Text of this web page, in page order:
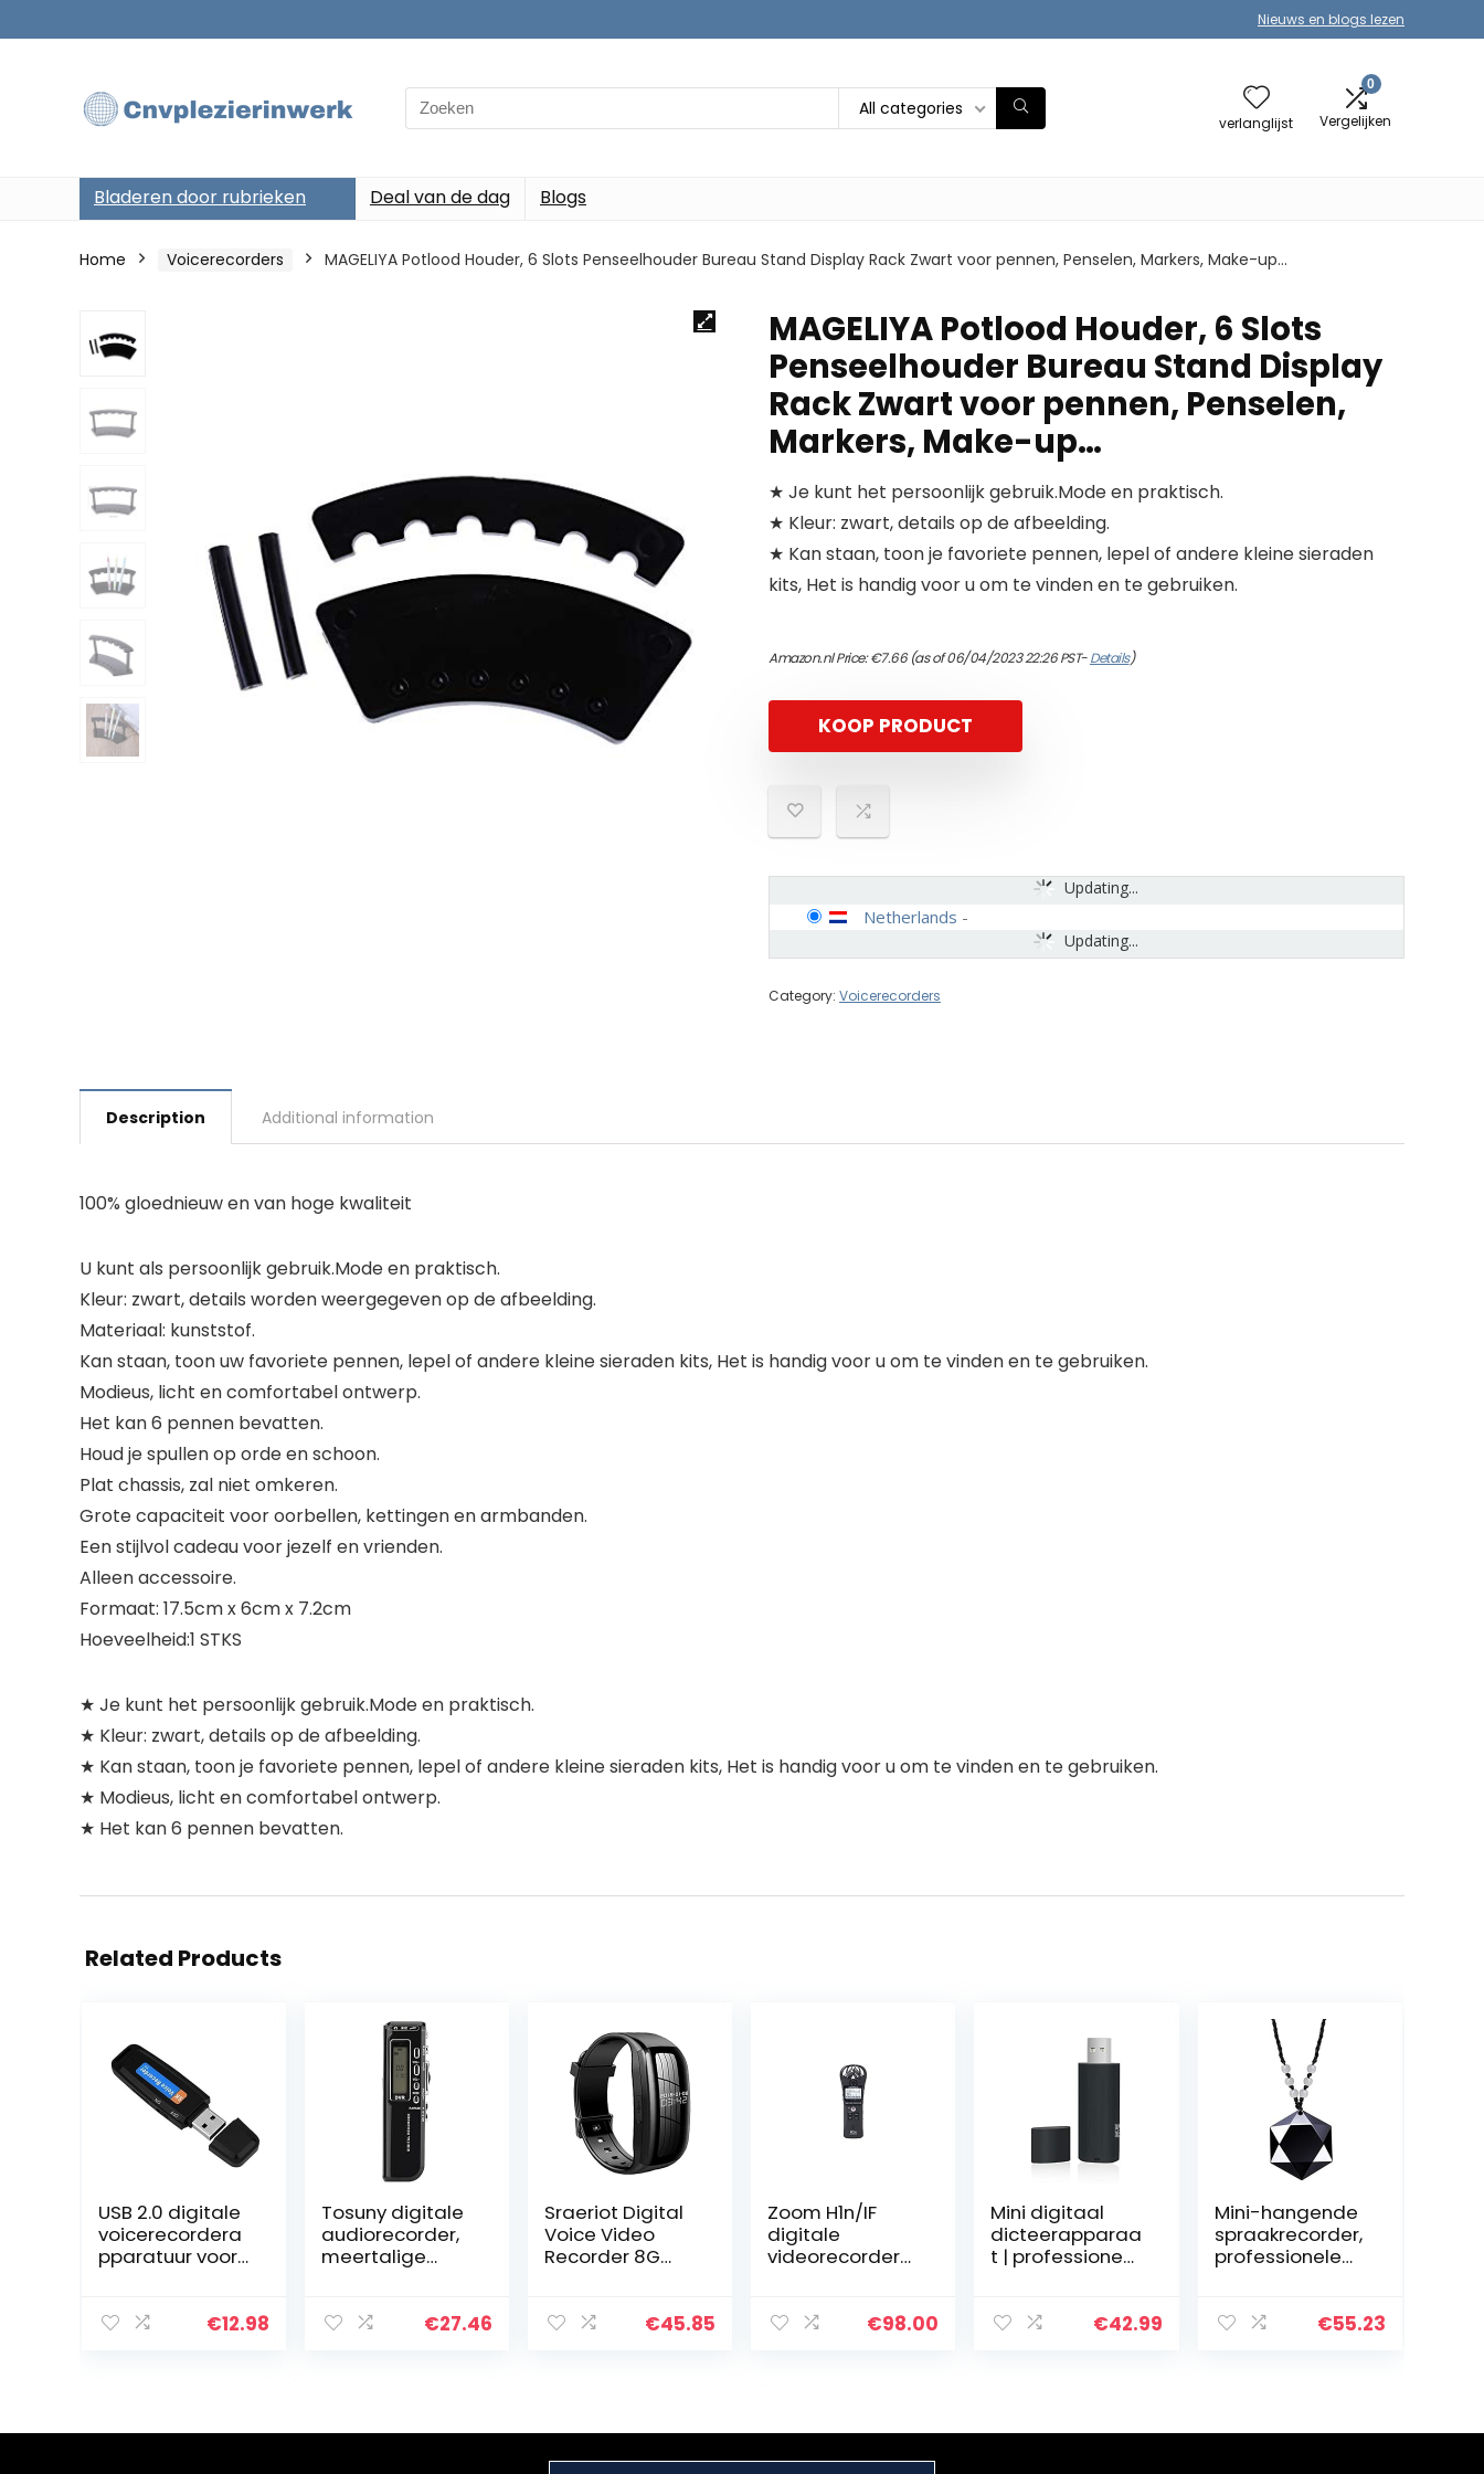
Nieuws en blogs lezen
Search
for:
All categories
verlanglijst
0
Vergelijken
Bladeren door rubrieken Deal van de dag Blogs
Home Voicerecorders MAGELIYA Potlood Houder, 6 Slots Penseelhouder Bureau Stand Display Rack Zwart voor pennen, Penselen, Markers, Make-up…
MAGELIYA Potlood Houder, 6 Slots
Penseelhouder Bureau Stand Display
Rack Zwart voor pennen, Penselen,
Markers, Make-up…
★ Je kunt het persoonlijk gebruik.Mode en praktisch.
★ Kleur: zwart, details op de afbeelding.
★ Kan staan, toon je favoriete pennen, lepel of andere kleine sieraden
kits, Het is handig voor u om te vinden en te gebruiken.
Amazon.nl Price:€7.66(as of 06/04/2023 22:26 PST-Details)
KOOP PRODUCT
Updating...
Updating...
Netherlands -
Category: Voicerecorders
Description Additional information
100% gloednieuw en van hoge kwaliteit
U kunt als persoonlijk gebruik.Mode en praktisch.
Kleur: zwart, details worden weergegeven op de afbeelding.
Materiaal: kunststof.
Kan staan, toon uw favoriete pennen, lepel of andere kleine sieraden kits, Het is handig voor u om te vinden en te gebruiken.
Modieus, licht en comfortabel ontwerp.
Het kan 6 pennen bevatten.
Houd je spullen op orde en schoon.
Plat chassis, zal niet omkeren.
Grote capaciteit voor oorbellen, kettingen en armbanden.
Een stijlvol cadeau voor jezelf en vrienden.
Alleen accessoire.
Formaat: 17.5cm x 6cm x 7.2cm
Hoeveelheid:1 STKS
★ Je kunt het persoonlijk gebruik.Mode en praktisch.
★ Kleur: zwart, details op de afbeelding.
★ Kan staan, toon je favoriete pennen, lepel of andere kleine sieraden kits, Het is handig voor u om te vinden en te gebruiken.
★ Modieus, licht en comfortabel ontwerp.
★ Het kan 6 pennen bevatten.
Related Products
USB 2.0 digitale
voicerecordera
pparatuur voor
voor mini-
€12.98
Tosuny digitale
audiorecorder,
meertalige
spraakrecorder,
€27.46
Sraeriot Digital
Voice Video
Recorder 8G
ruisonderdrukkin
€45.85
Zoom H1n/IF
digitale
videorecorder
€98.00
Mini digitaal
dicteerapparaa
t | professioneel
batterij | 16 GB –
€42.99
Mini-hangende
spraakrecorder,
professionele
tafoon
€55.23